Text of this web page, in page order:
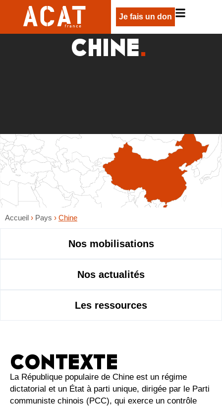
Je fais un don
CHINE.
Accueil › Pays › Chine
Nos mobilisations
Nos actualités
Les ressources
CONTEXTE
La République populaire de Chine est un régime
dictatorial et un État à parti unique, dirigée par le Parti
communiste chinois (PCC), qui exerce un contrôle